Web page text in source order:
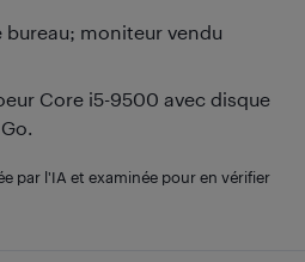
bureau; moniteur vendu
Core i5-9500 avec disque
par l'IA et examinée pour en vérifier